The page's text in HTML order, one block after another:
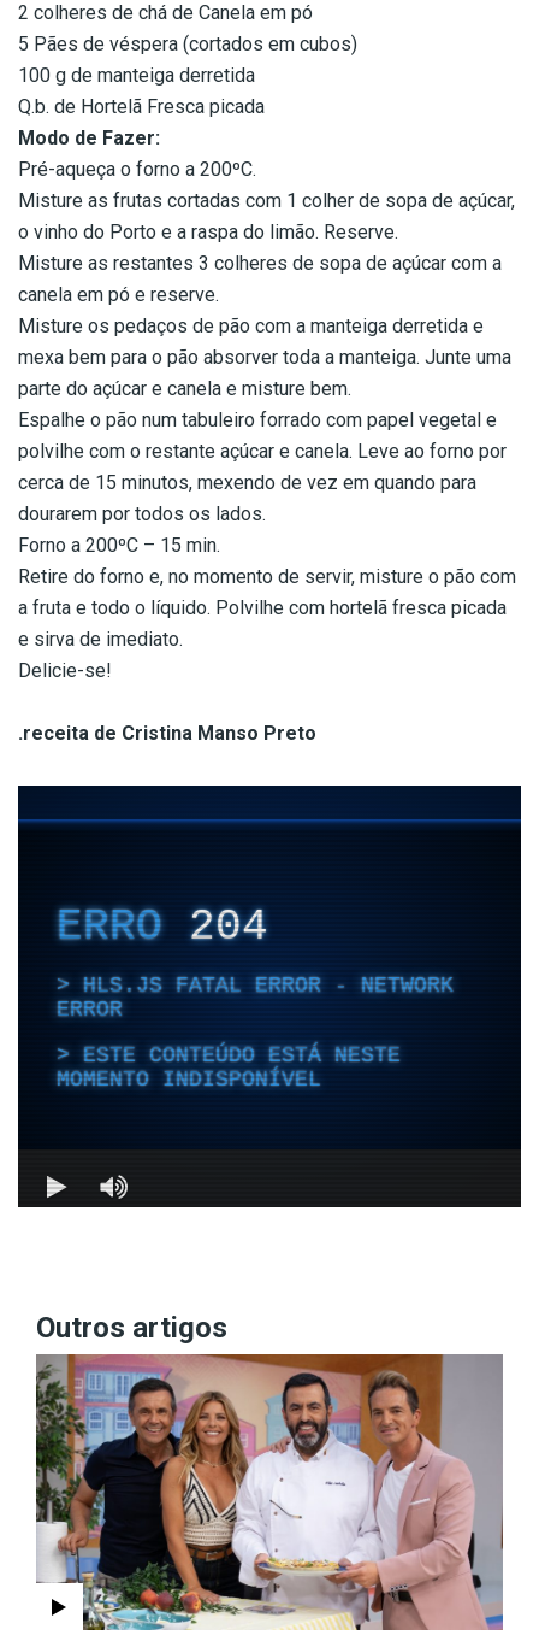
2 colheres de chá de Canela em pó
5 Pães de véspera (cortados em cubos)
100 g de manteiga derretida
Q.b. de Hortelã Fresca picada
Modo de Fazer:
Pré-aqueça o forno a 200ºC.
Misture as frutas cortadas com 1 colher de sopa de açúcar,
o vinho do Porto e a raspa do limão. Reserve.
Misture as restantes 3 colheres de sopa de açúcar com a
canela em pó e reserve.
Misture os pedaços de pão com a manteiga derretida e
mexa bem para o pão absorver toda a manteiga. Junte uma
parte do açúcar e canela e misture bem.
Espalhe o pão num tabuleiro forrado com papel vegetal e
polvilhe com o restante açúcar e canela. Leve ao forno por
cerca de 15 minutos, mexendo de vez em quando para
dourarem por todos os lados.
Forno a 200ºC – 15 min.
Retire do forno e, no momento de servir, misture o pão com
a fruta e todo o líquido. Polvilhe com hortelã fresca picada
e sirva de imediato.
Delicie-se!
.receita de Cristina Manso Preto
Outros artigos